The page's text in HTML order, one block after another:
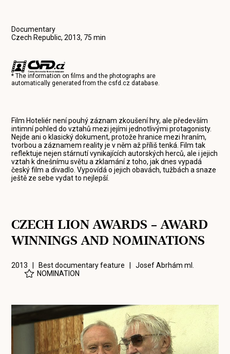
Documentary
Czech Republic, 2013, 75 min
* The information on films and the photographs are
automatically generated from thecsfd.cz database.
Film Hoteliér není pouhý záznam zkoušení hry, ale především
intimní pohled do vztahů mezi jejími jednotlivými protagonisty.
Nejde ani o klasický dokument, protože hranice mezi hraním,
tvorbou a záznamem reality je v něm až příliš tenká. Film tak
reflektuje nejen stárnutí vynikajících autorských herců, ale i jejich
vztah k dnešnímu světu a zklamání z toho, jak dnes vypadá
český film a divadlo. Vypovídá o jejich obavách, tužbách a snaze
ještě ze sebe vydat to nejlepší.
CZECH LION AWARDS – AWARD
WINNINGS AND NOMINATIONS
2013 | Best documentary feature |Josef Abrhám ml.
NOMINATION